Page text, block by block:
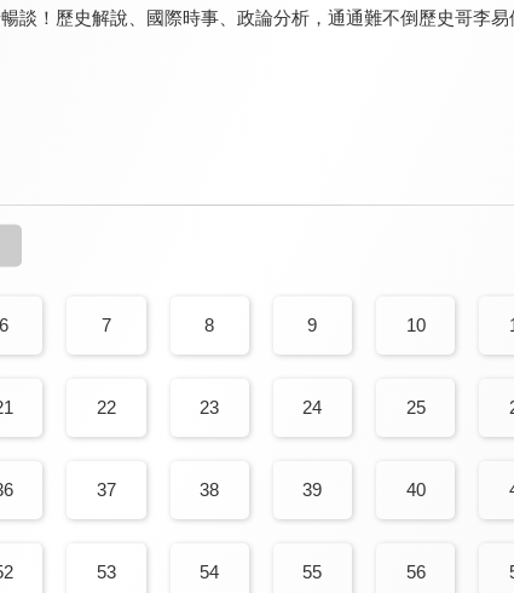
談！歷史解說、國際時事、政論分析，通通難不倒歷史哥李易
6 7 8 9 10
22 23 24 25
37 38 39 40
53 54 55 56